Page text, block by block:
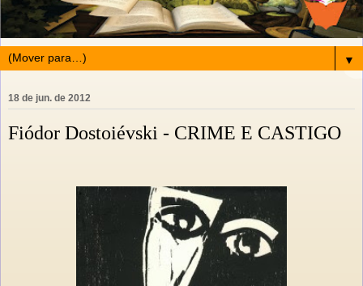
▼
18 de jun. de 2012
Fiódor Dostoiévski - CRIME E CASTIGO